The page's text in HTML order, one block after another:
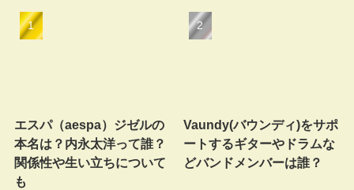
エスパ（aespa）ジゼルの
本名は？内永太洋って誰？
関係性や生い立ちについて
も
Vaundy(バウンディ)をサポ
ートするギターやドラムな
どバンドメンバーは誰？